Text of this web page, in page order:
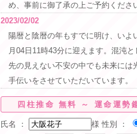
め、事前に御了承の上ご予約くださ
2023/02/02
陽暦と陰暦の年もすでに明け、いよ
月04日11時43分に迎えます。混沌と
先の見えない不安の中でも未来には
手伝いをさせていただいています。
四柱推命 無料 ～ 運命運勢
氏名 ： 様 性別 ：